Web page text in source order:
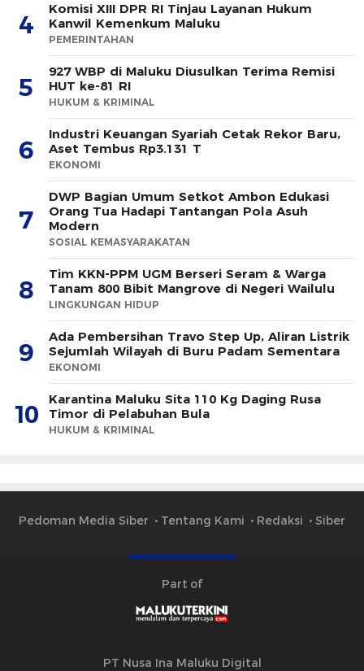
4
Komisi XIII DPR RI Tinjau Layanan Hukum
Kanwil Kemenkum Maluku
PEMERINTAHAN
5
927 WBP di Maluku Diusulkan Terima Remisi
HUT ke-81 RI
HUKUM & KRIMINAL
6
Industri Keuangan Syariah Cetak Rekor Baru,
Aset Tembus Rp3.131 T
EKONOMI
7
DWP Bagian Umum Setkot Ambon Edukasi
Orang Tua Hadapi Tantangan Pola Asuh
Modern
SOSIAL KEMASYARAKATAN
8
Tim KKN-PPM UGM Berseri Seram & Warga
Tanam 800 Bibit Mangrove di Negeri Wailulu
LINGKUNGAN HIDUP
9
Ada Pembersihan Travo Step Up, Aliran Listrik
Sejumlah Wilayah di Buru Padam Sementara
EKONOMI
10
Karantina Maluku Sita 110 Kg Daging Rusa
Timor di Pelabuhan Bula
HUKUM & KRIMINAL
Pedoman Media Siber Tentang Kami Redaksi Siber
Part of
PT Nusa Ina Maluku Digital